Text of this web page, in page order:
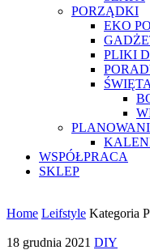
PORZĄDKI
EKO
PLIKI
ŚWIĘTA
WSPÓŁPRACA
SKLEP
Home Leifstyle Kategoria
18 grudnia 2021 DIY